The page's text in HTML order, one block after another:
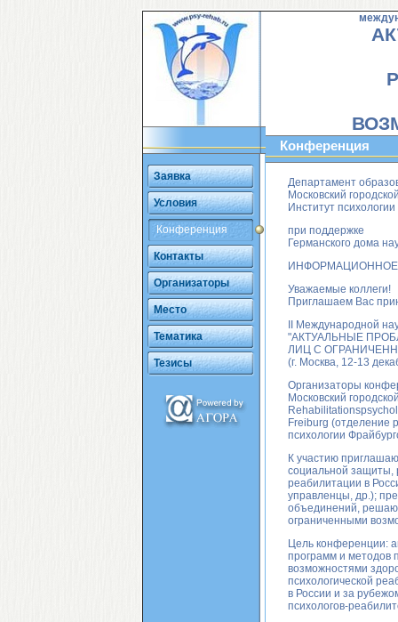
Заявка
Условия
Конференция
Контакты
Организаторы
Место
Тематика
Тезисы
Конференция
Департамент
Московский
Институт
при поддержке
Германского дома
Уважаемые коллеги!
Приглашаем Вас
II Международной
"АКТУАЛЬНЫЕ
ЛИЦ С
(г. Москва, 12-13
Организаторы
Московский
Freiburg (отделение
психологии
К участию
социальной защиты,
реабилитации в
управленцы, др.);
объединений,
ограниченными
Цель конференции:
программ и методов
возможностями
психологической
в России и за
психологов-